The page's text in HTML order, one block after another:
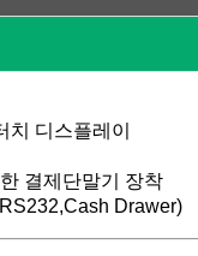
디스플레이
결제단말기 장착
Drawer)